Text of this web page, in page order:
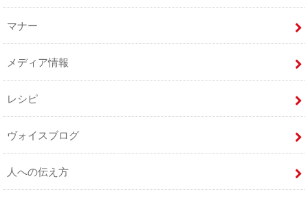
マナー
メディア情報
レシピ
ヴォイスブログ
人への伝え方